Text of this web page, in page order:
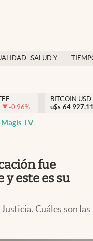
SALUD Y
México
-0.96%
BITCOIN USD
u$s
Magis TV
fue
este es su
Cuáles son las